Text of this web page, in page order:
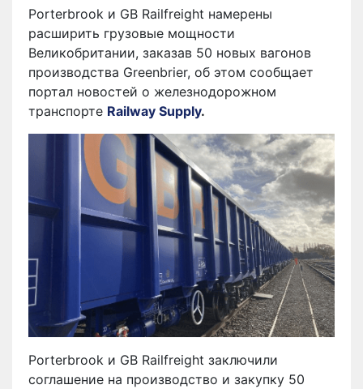
Porterbrook и GB Railfreight намерены
расширить грузовые мощности
Великобритании, заказав 50 новых вагонов
производства Greenbrier, об этом сообщает
портал новостей о железнодорожном
транспорте Railway Supply.
Porterbrook и GB Railfreight заключили
соглашение на производство и закупку 50